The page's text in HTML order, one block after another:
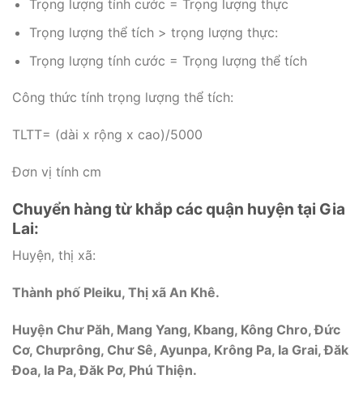
Trọng lượng tính cước = Trọng lượng thực
Trọng lượng thể tích > trọng lượng thực:
Trọng lượng tính cước = Trọng lượng thể tích
Công thức tính trọng lượng thể tích:
TLTT= (dài x rộng x cao)/5000
Đơn vị tính cm
Chuyển hàng từ khắp các quận huyện tại Gia
Lai:
Huyện, thị xã:
Thành phố Pleiku, Thị xã An Khê.
Huyện Chư Păh, Mang Yang, Kbang, Kông Chro, Đức
Cơ, Chưprông, Chư Sê, Ayunpa, Krông Pa, Ia Grai, Đăk
Đoa, Ia Pa, Đăk Pơ, Phú Thiện.